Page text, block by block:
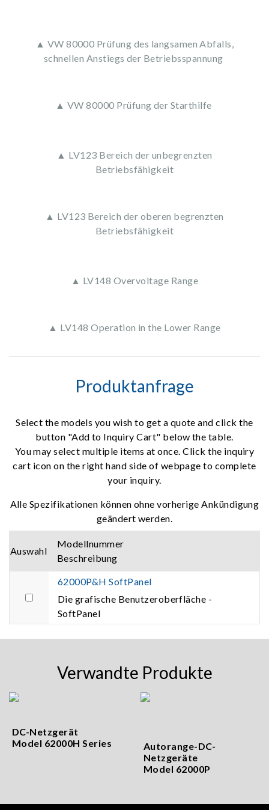
▲ VW 80000 Prüfung des langsamen Abfalls,
schnellen Anstiegs der Betriebsspannung
▲ VW 80000 Prüfung der Starthilfe
▲ LV123 Bereich der unbegrenzten
Betriebsfähigkeit
▲ LV123 Bereich der oberen begrenzten
Betriebsfähigkeit
▲ LV148 Overvoltage Range
▲ LV148 Operation in the Lower Range
Produktanfrage
Select the models you wish to get a quote and click the
button "Add to Inquiry Cart" below the table.
You may select multiple items at once. Click the inquiry
cart icon on the right hand side of webpage to complete
your inquiry.
Alle Spezifikationen können ohne vorherige Ankündigung
geändert werden.
Auswahl
Modellnummer
Beschreibung
62000P&H SoftPanel
Die grafische Benutzeroberfläche -
SoftPanel
Verwandte Produkte
DC-Netzgerät
Model 62000H Series
Autorange-DC-
Netzgeräte
Model 62000P